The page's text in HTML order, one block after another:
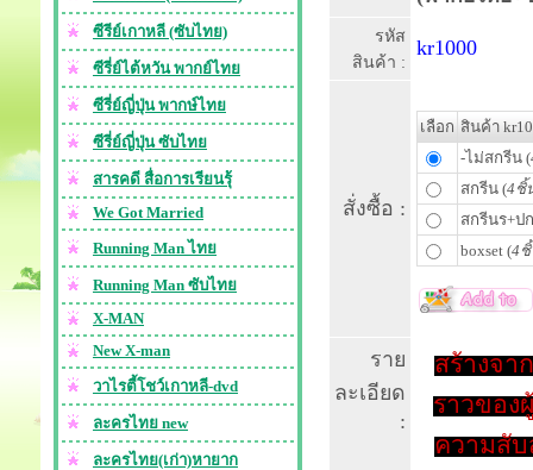
ซีรีย์เกาหลี (ซับไทย)
ซีรี่ย์ไต้หวัน พากย์ไทย
ซีรี่ย์ญี่ปุ่น พากษ์ไทย
ซีรี่ย์ญี่ปุ่น ซับไทย
สารคดี สื่อการเรียนรุ้
We Got Married
Running Man ไทย
Running Man ซับไทย
X-MAN
New X-man
วาไรตี้โชว์เกาหลี-dvd
ละครไทย new
ละครไทย(เก่า)หายาก
รหัส
สินค้า :
kr1000
สั่งซื้อ :
เลือก สินค้า
-ไม่สกรีน (
สกรีน (4ชิ้
สกรีนร+ป
boxset (4
ราย
ละเอียด
:
สร้างจา
ราวของ
ความสั